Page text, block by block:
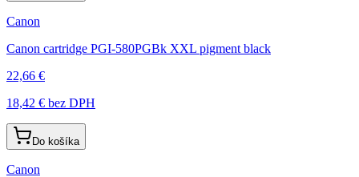
Canon
Canon cartridge PGI-580PGBk XXL pigment black
22,66 €
18,42 € bez DPH
Do košíka
Canon